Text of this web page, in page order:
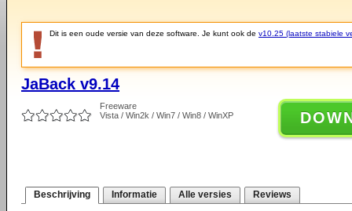
Dit is een oude versie van deze software. Je kunt ook de v10.25 (laatste stabiele
JaBack v9.14
Freeware
Vista / Win2k / Win7 / Win8 / WinXP
Beschrijving Informatie Alle versies Reviews